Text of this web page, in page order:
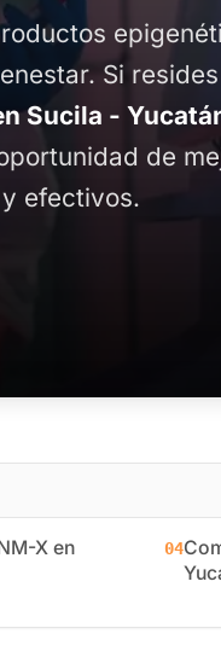
Si
Sucila -
de
efectivos.
X en
04